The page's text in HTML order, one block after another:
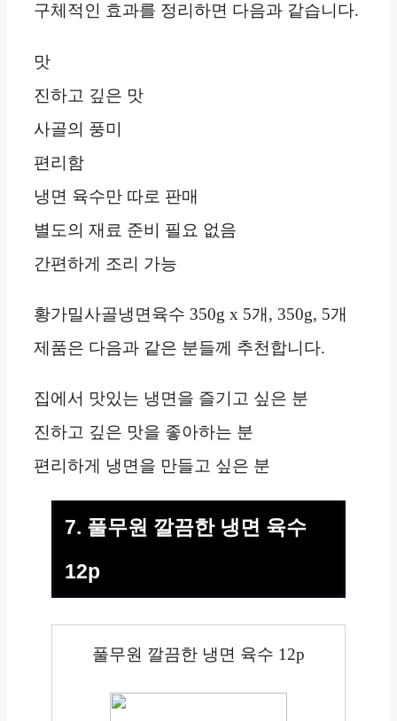
구체적인 효과를 정리하면 다음과 같습니다.
맛
진하고 깊은 맛
사골의 풍미
편리함
냉면 육수만 따로 판매
별도의 재료 준비 필요 없음
간편하게 조리 가능
황가밀사골냉면육수 350g x 5개, 350g, 5개
제품은 다음과 같은 분들께 추천합니다.
집에서 맛있는 냉면을 즐기고 싶은 분
진하고 깊은 맛을 좋아하는 분
편리하게 냉면을 만들고 싶은 분
7. 풀무원 깔끔한 냉면 육수
12p
풀무원 깔끔한 냉면 육수 12p